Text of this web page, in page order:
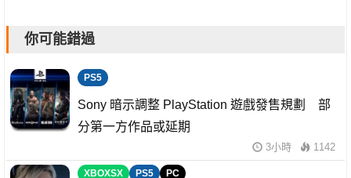
你可能錯過
PS5
Sony 暗示調整 PlayStation 遊戲發售規劃 部
分第一方作品或延期
3小時 1142
XBOXSX PS5 PC